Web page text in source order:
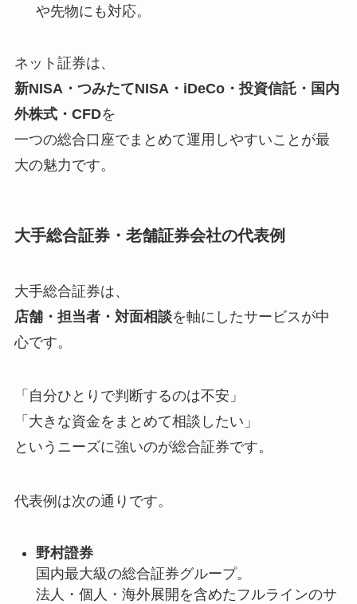
や先物にも対応。
ネット証券は、
新NISA・つみたてNISA・iDeCo・投資信託・国内
外株式・CFDを
一つの総合口座でまとめて運用しやすいことが最
大の魅力です。
大手総合証券・老舗証券会社の代表例
大手総合証券は、
店舗・担当者・対面相談を軸にしたサービスが中
心です。
「自分ひとりで判断するのは不安」
「大きな資金をまとめて相談したい」
というニーズに強いのが総合証券です。
代表例は次の通りです。
野村證券
国内最大級の総合証券グループ。
法人・個人・海外展開を含めたフルラインのサ